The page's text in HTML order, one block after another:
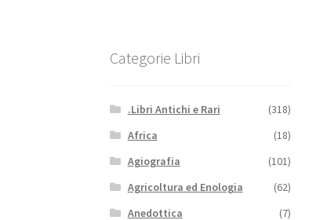
Categorie Libri
.Libri Antichi e Rari
(318)
Africa
(18)
Agiografia
(101)
Agricoltura ed Enologia
(62)
Anedottica
(7)